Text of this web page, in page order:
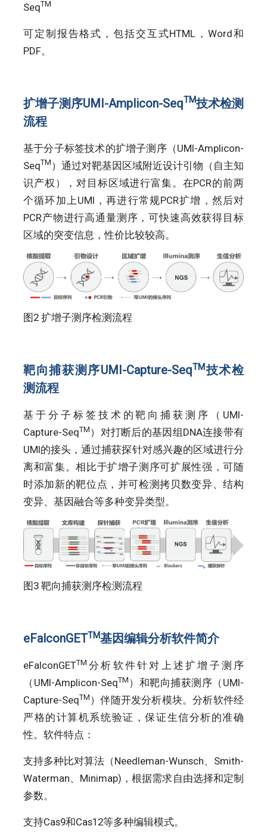
SeqTM
可定制报告格式，包括交互式HTML，Word和
PDF。
扩增子测序UMI-Amplicon-SeqTM技术检测
流程
基于分子标签技术的扩增子测序（UMI-Amplicon-
SeqTM ）通过对靶基因区域附近设计引物（自主知
识产权），对目标区域进行富集。在PCR的前两
个循环加上UMI，再进行常规PCR扩增，然后对
PCR产物进行高通量测序，可快速高效获得目标
区域的突变信息，性价比较较高。
图2 扩增子测序检测流程
靶向捕获测序UMI-Capture-SeqTM技术检
测流程
基于分子标签技术的靶向捕获测序（UMI-
Capture-SeqTM ）对打断后的基因组DNA连接带有
UMI的接头，通过捕获探针对感兴趣的区域进行分
离和富集。相比于扩增子测序可扩展性强，可随
时添加新的靶位点，并可检测拷贝数变异、结构
变异、基因融合等多种变异类型。
图3 靶向捕获测序检测流程
eFalconGETTM基因编辑分析软件简介
eFalconGETTM 分析软件针对上述扩增子测序
（UMI-Amplicon-SeqTM ）和靶向捕获测序（UMI-
Capture-SeqTM ）伴随开发分析模块。分析软件经
严格的计算机系统验证，保证生信分析的准确
性。软件特点：
支持多种比对算法（Needleman-Wunsch、Smith-
Waterman、Minimap)，根据需求自由选择和定制
参数。
支持Cas9和Cas12等多种编辑模式。